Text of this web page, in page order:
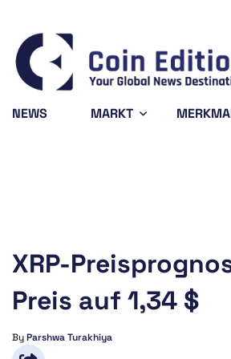
Bitcoin
BTC
NEWS MARKT
XRP-
Preis auf 1,34 $
ByParshwa Turakhiya